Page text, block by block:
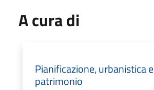
A cura di
Pianificazione, urbanistica e
patrimonio